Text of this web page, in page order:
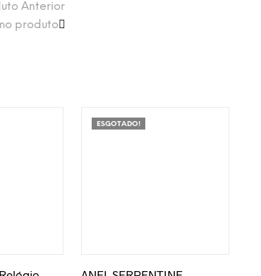
Anterior
produto
ESGOTADO!